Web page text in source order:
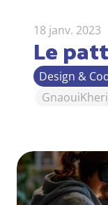
18 janv. 2023
Le
Design &
Gnaoui